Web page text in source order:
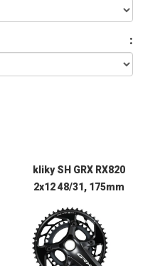
:
kliky SH GRX RX820
2x12 48/31, 175mm